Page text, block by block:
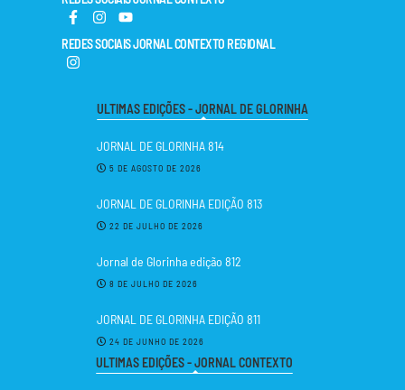
REDES SOCIAIS JORNAL CONTEXTO REGIONAL
ULTIMAS EDIÇÕES - JORNAL DE GLORINHA
JORNAL DE GLORINHA 814
5 DE AGOSTO DE 2026
JORNAL DE GLORINHA EDIÇÃO 813
22 DE JULHO DE 2026
Jornal de Glorinha edição 812
8 DE JULHO DE 2026
JORNAL DE GLORINHA EDIÇÃO 811
24 DE JUNHO DE 2026
ULTIMAS EDIÇÕES - JORNAL CONTEXTO